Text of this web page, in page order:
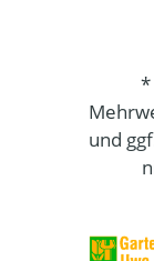
*
und